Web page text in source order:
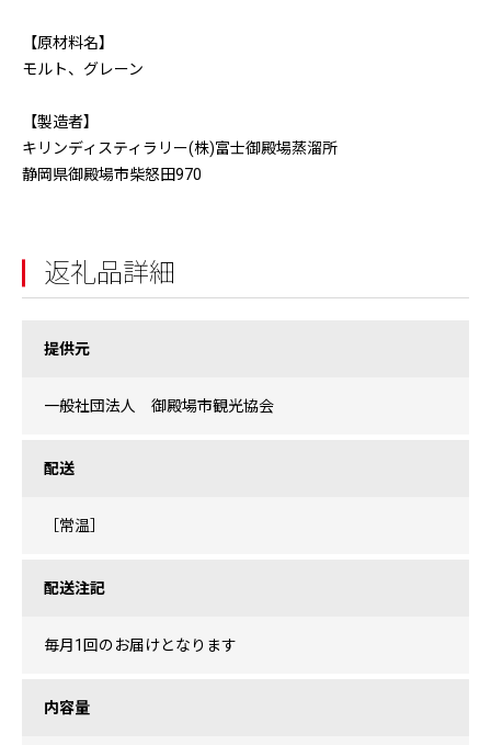
【原材料名】
モルト、グレーン
【製造者】
キリンディスティラリー(株)富士御殿場蒸溜所
静岡県御殿場市柴怒田970
返礼品詳細
提供元
一般社団法人 御殿場市観光協会
配送
［常温］
配送注記
毎月1回のお届けとなります
内容量